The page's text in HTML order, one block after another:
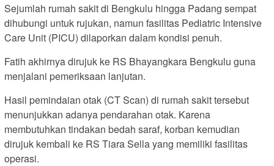
Sejumlah rumah sakit di Bengkulu hingga Padang sempat
dihubungi untuk rujukan, namun fasilitas Pediatric Intensive
Care Unit (PICU) dilaporkan dalam kondisi penuh.
Fatih akhirnya dirujuk ke RS Bhayangkara Bengkulu guna
menjalani pemeriksaan lanjutan.
Hasil pemindaian otak (CT Scan) di rumah sakit tersebut
menunjukkan adanya pendarahan otak. Karena
membutuhkan tindakan bedah saraf, korban kemudian
dirujuk kembali ke RS Tiara Sella yang memiliki fasilitas
operasi.